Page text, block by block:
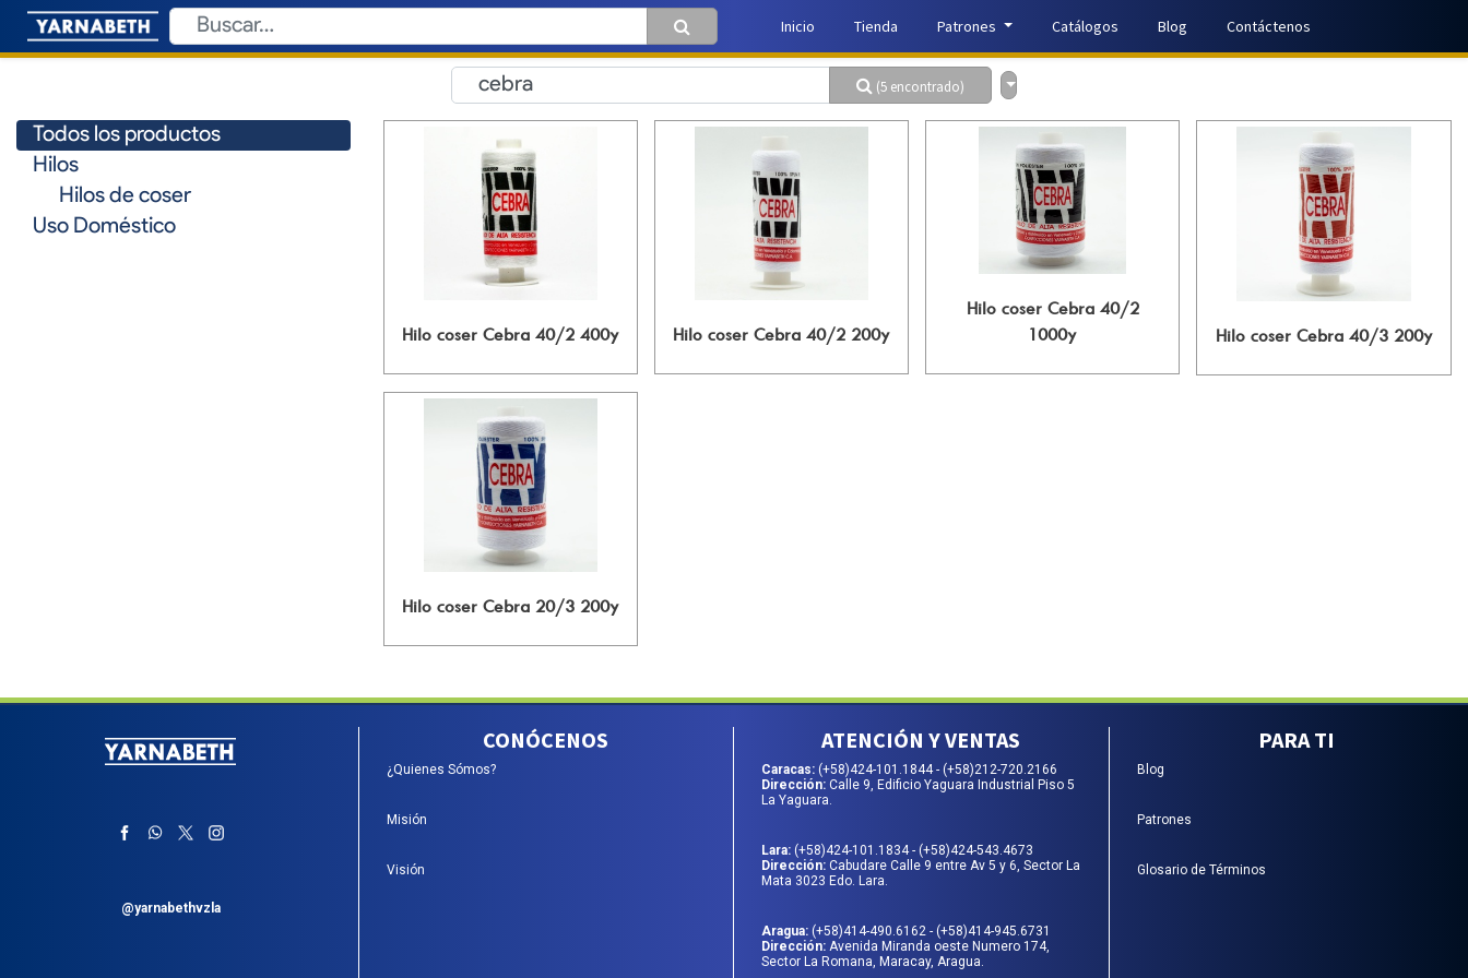
Inicio Tienda Patrones Catálogos Blog Contáctenos
(5 encontrado)
Todos los productos
Hilos
Hilos de coser
Uso Doméstico
Hilo coser Cebra 40/2 400y Hilo coser Cebra 40/2 200y
Hilo coser Cebra 40/2
1000y
Hilo coser Cebra 40/3 200y
Hilo coser Cebra 20/3 200y
@yarnabethvzla
CONÓCENOS
¿Quienes Sómos?
Misión
Visión
ATENCIÓN Y VENTAS
Caracas: (+58)424-101.1844- (+58)212-720.2166
Dirección: Calle 9, Edificio Yaguara Industrial Piso 5
La Yaguara.
Lara: (+58)424-101.1834- (+58)424-543.4673
Dirección: Cabudare Calle 9 entre Av 5 y 6, Sector La
Mata 3023 Edo. Lara.
Aragua: (+58)414-490.6162 - (+58)414-945.6731
Dirección: Avenida Miranda oeste Numero 174,
Sector La Romana, Maracay, Aragua.
PARA TI
Blog
Patrones
Glosario de Términos